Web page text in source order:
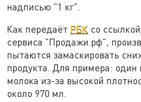
надписью "1 кг".
Как передаёт РБК со
сервиса "Продажи.рф",
пытаются замаскировать
продукта. Для примера: один
молока из-за высокой
около 970 мл.